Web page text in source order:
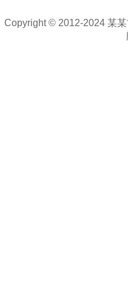
Copyright © 2012-2024 某